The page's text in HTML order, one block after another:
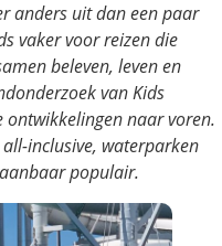
anders uit dan een paar
vaker voor reizen die
beleven, leven en
van Kids
naar voren.
inclusive, waterparken
populair.